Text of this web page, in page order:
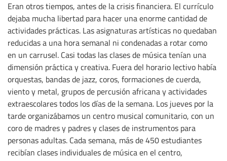
Eran otros tiempos, antes de la crisis financiera. El currículo
dejaba mucha libertad para hacer una enorme cantidad de
actividades prácticas. Las asignaturas artísticas no quedaban
reducidas a una hora semanal ni condenadas a rotar como
en un carrusel. Casi todas las clases de música tenían una
dimensión práctica y creativa. Fuera del horario lectivo había
orquestas, bandas de jazz, coros, formaciones de cuerda,
viento y metal, grupos de percusión africana y actividades
extraescolares todos los días de la semana. Los jueves por la
tarde organizábamos un centro musical comunitario, con un
coro de madres y padres y clases de instrumentos para
personas adultas. Cada semana, más de 450 estudiantes
recibían clases individuales de música en el centro,